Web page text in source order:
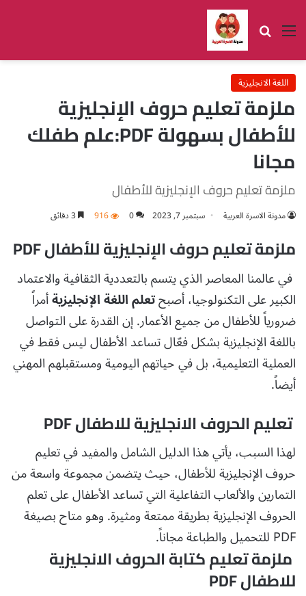
القائمة بحث عن
اللغة الانجليزية
ملزمة تعليم حروف الإنجليزية
للأطفال بسهولة PDF:علم طفلك
مجانا
ملزمة تعليم حروف الإنجليزية للأطفال
مدونة الاسرة العربية سبتمبر 7, 2023 0
916
ملزمة تعليم حروف الإنجليزية للأطفال PDF
في عالمنا المعاصر الذي يتسم بالتعددية الثقافية والاعتماد
الكبير على التكنولوجيا، أصبحتعلم اللغة الإنجليزيةأمراً
ضرورياً للأطفال من جميع الأعمار. إن القدرة على التواصل
باللغة الإنجليزية بشكل فعّال تساعد الأطفال ليس فقط في
العملية التعليمية، بل في حياتهم اليومية ومستقبلهم المهني
أيضاً.
تعليم الحروف الانجليزية للاطفال PDF
لهذا السبب، يأتي هذا الدليل الشامل والمفيد في تعليم
حروف الإنجليزية للأطفال، حيث يتضمن مجموعة واسعة من
التمارين والألعاب التفاعلية التي تساعد الأطفال على تعلم
الحروف الإنجليزية بطريقة ممتعة ومثيرة. وهو متاح بصيغة
PDF للتحميل والطباعة مجاناً.
ملزمة تعليم كتابة الحروف الانجليزية
للاطفال PDF